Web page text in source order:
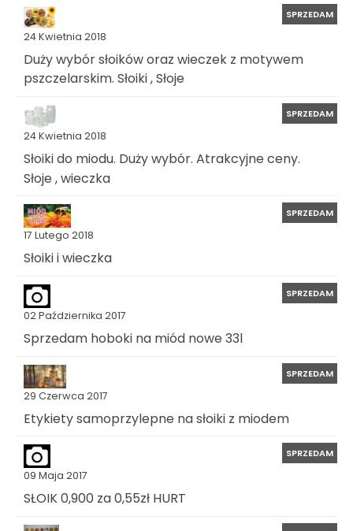
24 Kwietnia 2018
SPRZEDAM
Duży wybór słoików oraz wieczek z motywem
pszczelarskim. Słoiki , Słoje
24 Kwietnia 2018
SPRZEDAM
Słoiki do miodu. Duży wybór. Atrakcyjne ceny.
Słoje , wieczka
17 Lutego 2018
SPRZEDAM
Słoiki i wieczka
02 Października 2017
SPRZEDAM
Sprzedam hoboki na miód nowe 33l
29 Czerwca 2017
SPRZEDAM
Etykiety samoprzylepne na słoiki z miodem
09 Maja 2017
SPRZEDAM
SŁOIK 0,900 za 0,55zł HURT